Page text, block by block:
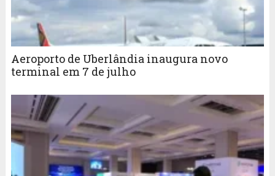
Aeroporto de Uberlândia inaugura novo
terminal em 7 de julho